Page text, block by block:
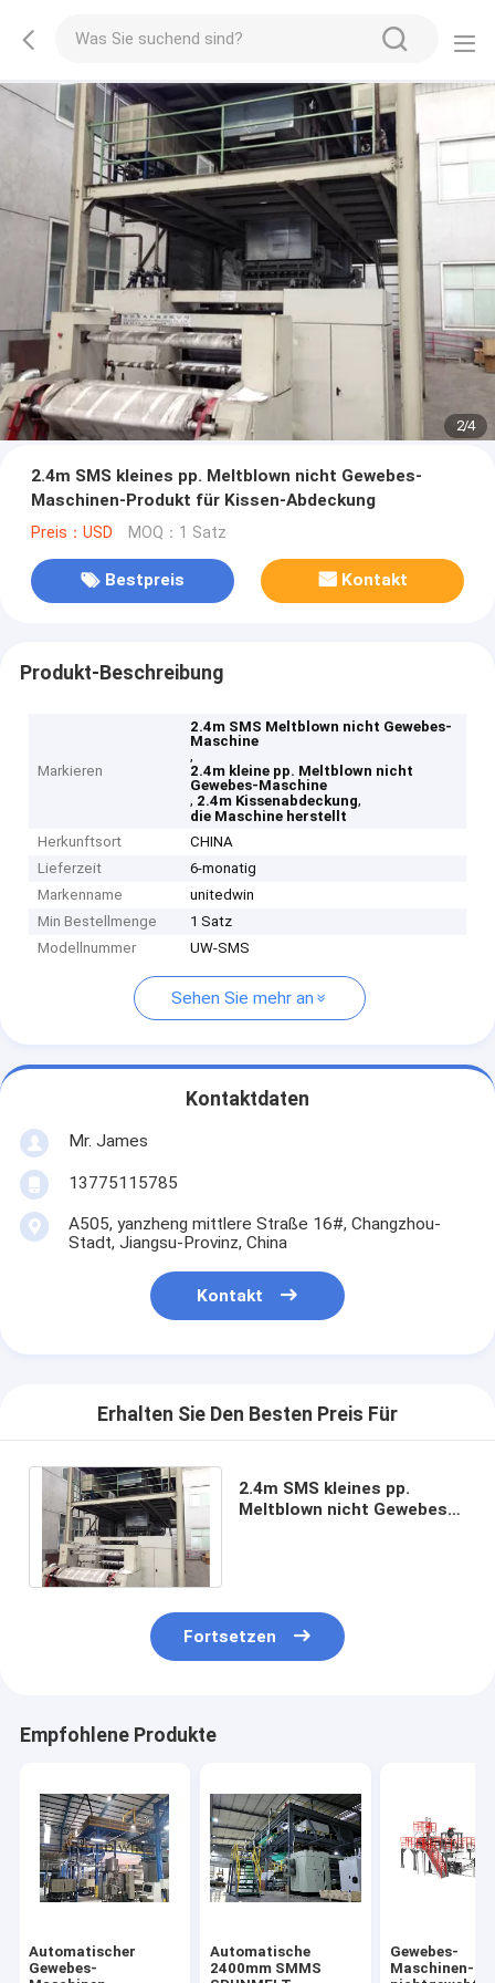
2/4
2.4m SMS kleines pp. Meltblown nicht Gewebes-
Maschinen-Produkt für Kissen-Abdeckung
Preis：USD MOQ：1 Satz
Bestpreis Kontakt
Produkt-Beschreibung
Markieren
2.4m SMS Meltblown nicht Gewebes-
Maschine
,
2.4m kleine pp. Meltblown nicht
Gewebes-Maschine
, 2.4m Kissenabdeckung,
die Maschine herstellt
Herkunftsort
CHINA
Lieferzeit
6-monatig
Markenname
unitedwin
Min Bestellmenge
1 Satz
Modellnummer
UW-SMS
Sehen Sie mehr an
Kontaktdaten
Mr. James
13775115785
A505, yanzheng mittlere Straße 16#, Changzhou-
Stadt, Jiangsu-Provinz, China
Kontakt
Erhalten Sie Den Besten Preis Für
2.4m SMS kleines pp.
Meltblown nicht Gewebes-
Fortsetzen
Empfohlene Produkte
Automatischer
Gewebes-
Automatische
2400mm SMMS
Gewebes-
Maschinen-